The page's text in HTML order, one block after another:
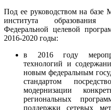
Под ее руководством на базе
института образования
Федеральной целевой
2016-2020 годы:
в 2016 году
технологий и
новым федеральным
стандартом
модернизации
региональных
поддержки сетевых